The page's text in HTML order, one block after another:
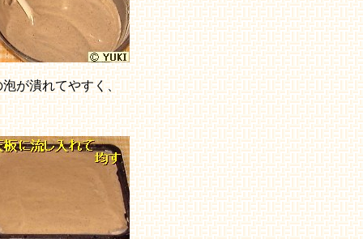
が潰れてやすく、